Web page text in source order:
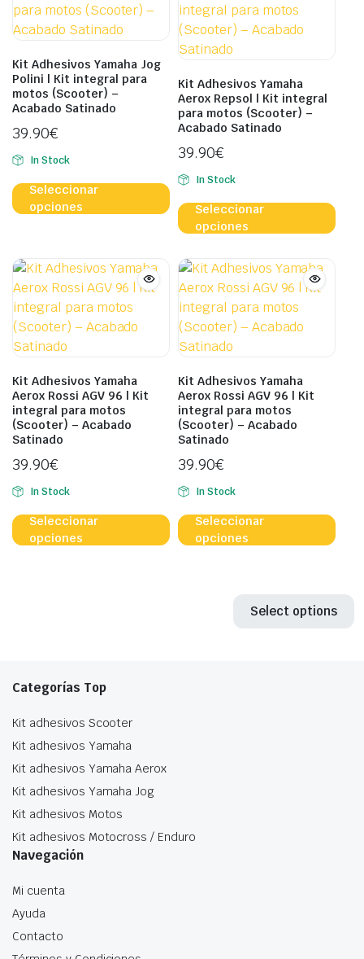
Kit Adhesivos Yamaha Jog
Polini | Kit integral para
motos (Scooter) –
Acabado Satinado
39.90€
In Stock
Seleccionar
opciones
Este
producto
tiene
múltiples
variantes.
Las
opciones
se
pueden
elegir
en
la
página
de
Kit Adhesivos Yamaha
Aerox Repsol | Kit integral
para motos (Scooter) –
Acabado Satinado
39.90€
In Stock
Seleccionar
opciones
Kit Adhesivos Yamaha
Aerox Rossi AGV 96 | Kit
integral para motos
(Scooter) – Acabado
Satinado
39.90€
In Stock
Seleccionar
opciones
producto
tiene
Kit Adhesivos Yamaha
Aerox Rossi AGV 96 | Kit
integral para motos
(Scooter) – Acabado
Satinado
39.90€
In Stock
Seleccionar
opciones
Las
Select options
Categorías Top
Kit adhesivos Scooter
Kit adhesivos Yamaha
Kit adhesivos Yamaha Aerox
Kit adhesivos Yamaha Jog
Kit adhesivos Motos
Kit adhesivos Motocross / Enduro
Navegación
Mi cuenta
Ayuda
Contacto